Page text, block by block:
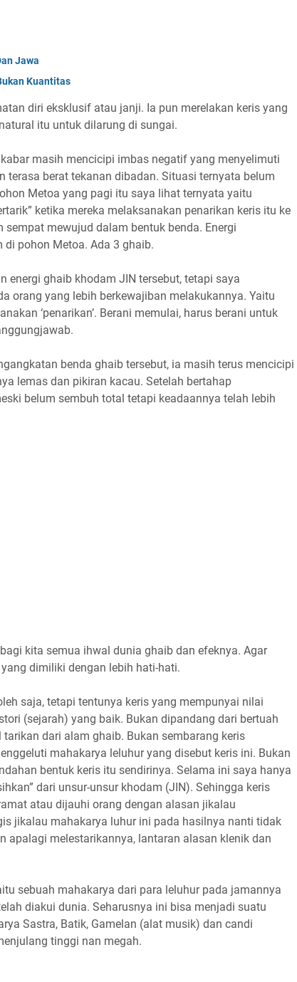
Jawa
Kuantitas
diri eksklusif atau janji. Ia pun merelakan keris yang
itu untuk dilarung di sungai.
masih mencicipi imbas negatif yang menyelimuti
terasa berat tekanan dibadan. Situasi ternyata belum
Metoa yang pagi itu saya lihat ternyata yaitu
ketika mereka melaksanakan penarikan keris itu ke
mewujud dalam bentuk benda. Energi
di pohon Metoa. Ada 3 ghaib.
energi ghaib khodam JIN tersebut, tetapi saya
orang yang lebih berkewajiban melakukannya. Yaitu
‘penarikan’. Berani memulai, harus berani untuk
benda ghaib tersebut, ia masih terus mencicipi
lemas dan pikiran kacau. Setelah bertahap
belum sembuh total tetapi keadaannya telah lebih
kita semua ihwal dunia ghaib dan efeknya. Agar
dimiliki dengan lebih hati-hati.
saja, tetapi tentunya keris yang mempunyai nilai
(sejarah) yang baik. Bukan dipandang dari bertuah
dari alam ghaib. Bukan sembarang keris
mahakarya leluhur yang disebut keris ini. Bukan
bentuk keris itu sendirinya. Selama ini saya hanya
dari unsur-unsur khodam (JIN). Sehingga keris
atau dijauhi orang dengan alasan jikalau
jikalau mahakarya luhur ini pada hasilnya nanti tidak
apalagi melestarikannya, lantaran alasan klenik dan
sebuah mahakarya dari para leluhur pada jamannya
diakui dunia. Seharusnya ini bisa menjadi suatu
Sastra, Batik, Gamelan (alat musik) dan candi
tinggi nan megah.